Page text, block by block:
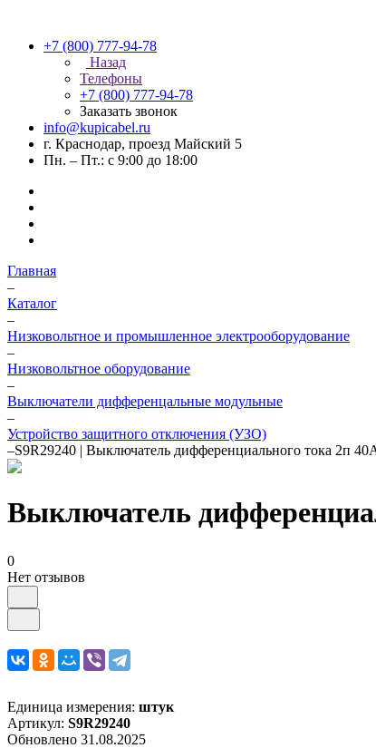
+7 (800) 777-94-78
Назад
Телефоны
+7 (800) 777-94-78
Заказать звонок
info@kupicabel.ru
г. Краснодар, проезд Майский 5
Пн. – Пт.: с 9:00 до 18:00
Главная
–
Каталог
–
Низковольтное и промышленное электрооборудование
–
Низковольтное оборудование
–
Выключатели дифференцальные модульные
–
Устройство защитного отключения (УЗО)
–S9R29240 | Выключатель дифференциального тока 2п
Выключатель
0
Нет отзывов
Единица измерения: штук
Артикул: S9R29240
Обновлено 31.08.2025